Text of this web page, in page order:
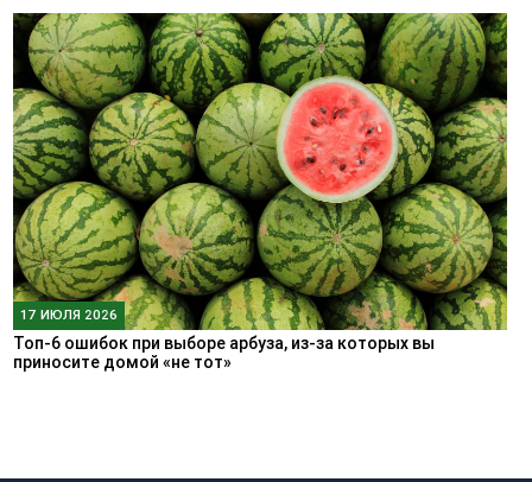
17 ИЮЛЯ 2026
Топ-6 ошибок при выборе арбуза, из-за которых вы
приносите домой «не тот»